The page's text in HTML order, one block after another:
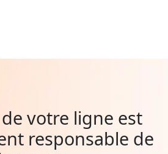
votre ligne est
responsable de